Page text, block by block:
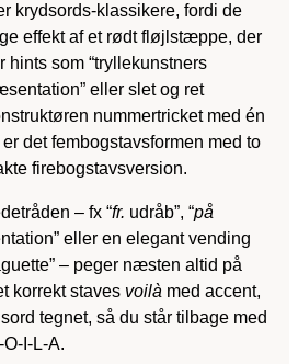
krydsords-klassikere, fordi de
effekt af et rødt fløjlstæppe, der
hints som “tryllekunstners
eller slet og ret
nummertricket med én
det fembogstavsformen med to
firebogstavsversion.
– fx “fr. udråb”, “på
eller en elegant vending
– peger næsten altid på
korrekt staves voilà med accent,
tegnet, så du står tilbage med
I-L-A.